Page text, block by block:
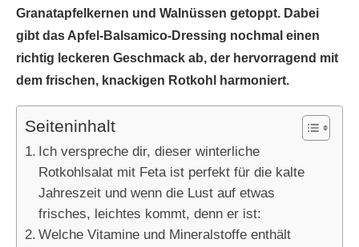
Granatapfelkernen und Walnüssen getoppt. Dabei
gibt das Apfel-Balsamico-Dressing nochmal einen
richtig leckeren Geschmack ab, der hervorragend mit
dem frischen, knackigen Rotkohl harmoniert.
Seiteninhalt
Ich verspreche dir, dieser winterliche
Rotkohlsalat mit Feta ist perfekt für die kalte
Jahreszeit und wenn die Lust auf etwas
frisches, leichtes kommt, denn er ist:
Welche Vitamine und Mineralstoffe enthält